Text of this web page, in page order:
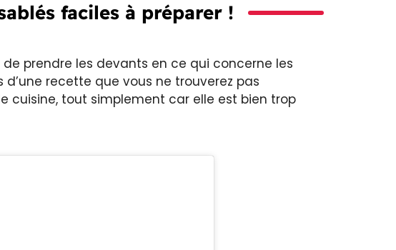
faciles à préparer !
prendre les devants en ce qui concerne les
recette que vous ne trouverez pas
cuisine, tout simplement car elle est bien trop